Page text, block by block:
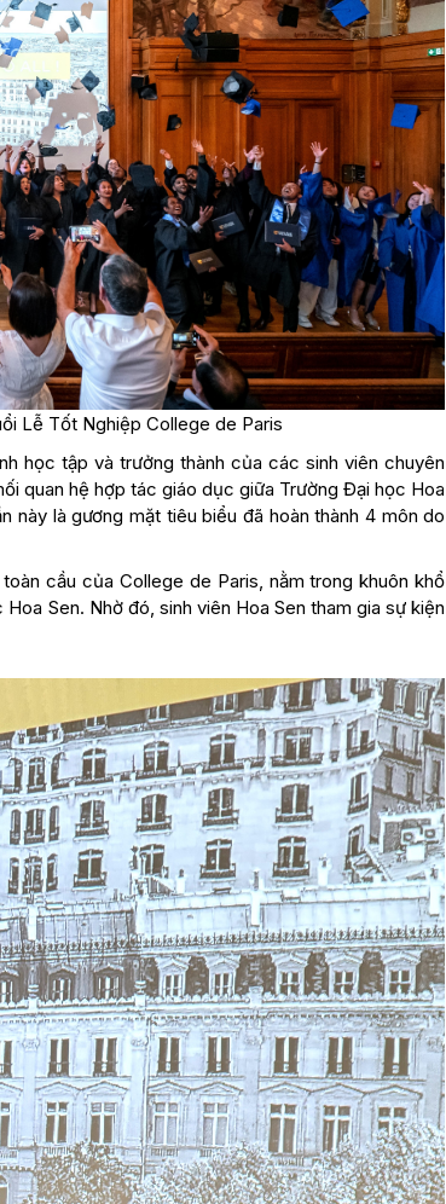
Lễ Tốt Nghiệp College de Paris
học tập và trưởng thành của các sinh viên chuyên
quan hệ hợp tác giáo dục giữa Trường Đại học Hoa
này là gương mặt tiêu biểu đã hoàn thành 4 môn do
cầu của College de Paris, nằm trong khuôn khổ
Sen. Nhờ đó, sinh viên Hoa Sen tham gia sự kiện